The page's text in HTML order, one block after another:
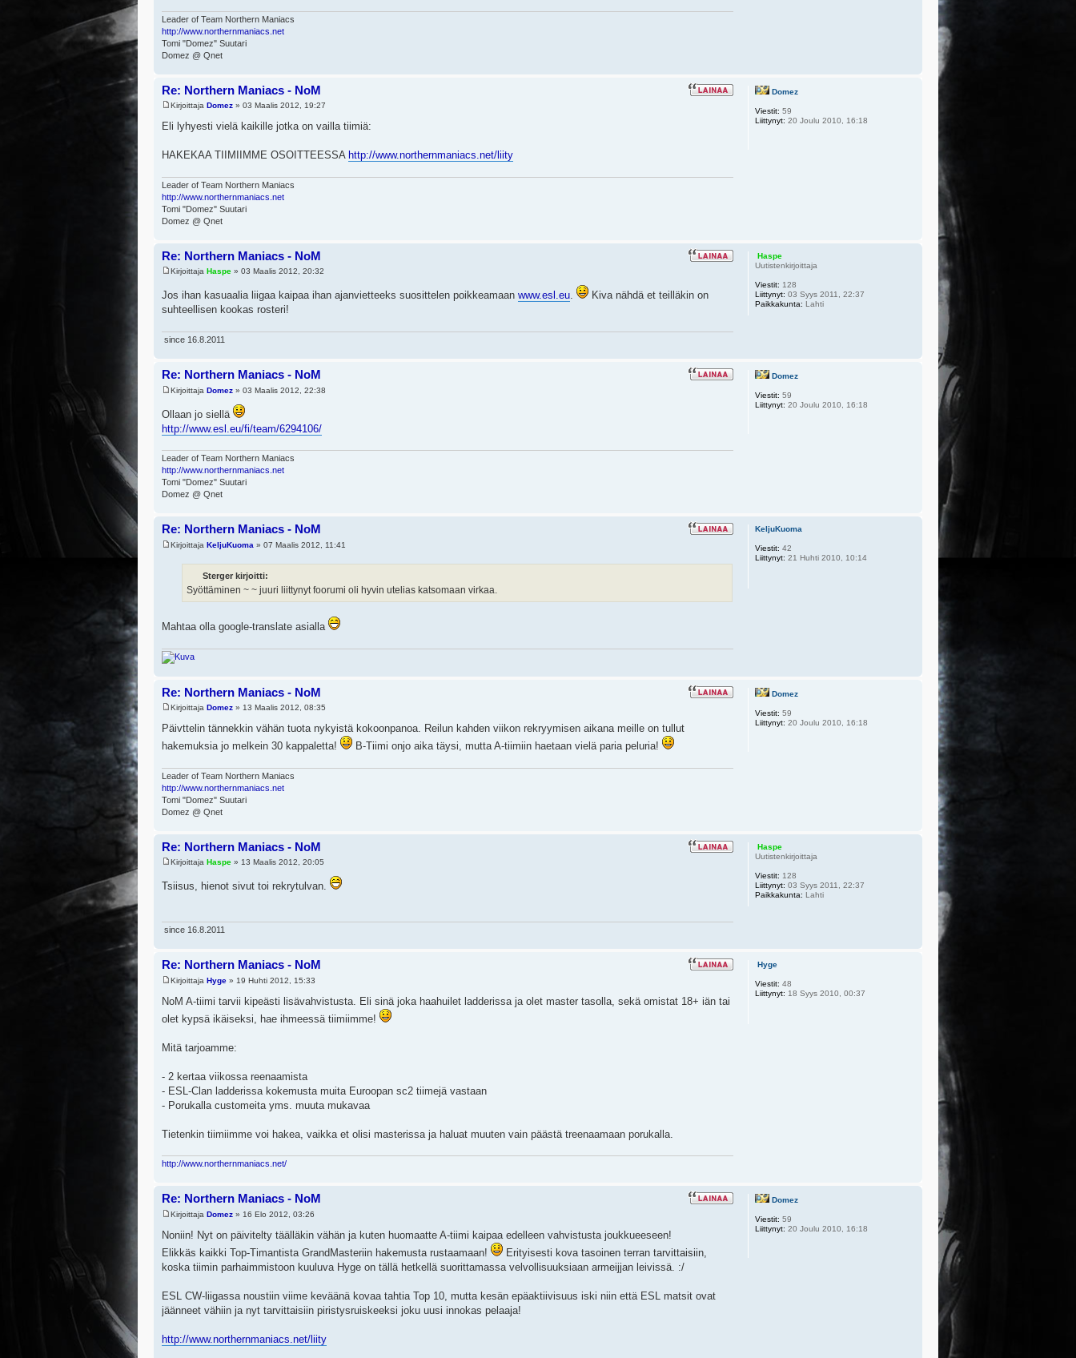
Leader of Team Northern Maniacs
http://www.northernmaniacs.net
Tomi "Domez" Suutari
Domez @ Qnet
Re: Northern Maniacs - NoM
Kirjoittaja Domez » 03 Maalis 2012, 19:27
Eli lyhyesti vielä kaikille jotka on vailla tiimiä:
HAKEKAA TIIMIIMME OSOITTEESSA http://www.northernmaniacs.net/liity
Leader of Team Northern Maniacs
http://www.northernmaniacs.net
Tomi "Domez" Suutari
Domez @ Qnet
Domez
Viestit: 59
Liittynyt: 20 Joulu 2010, 16:18
Re: Northern Maniacs - NoM
Kirjoittaja Haspe » 03 Maalis 2012, 20:32
Jos ihan kasuaalia liigaa kaipaa ihan ajanvietteeks suosittelen poikkeamaan www.esl.eu.
Kiva nähdä et teilläkin on
suhteellisen kookas rosteri!
since 16.8.2011
Haspe
Uutistenkirjoittaja
Viestit: 128
Liittynyt: 03 Syys 2011, 22:37
Paikkakunta: Lahti
Re: Northern Maniacs - NoM
Kirjoittaja Domez » 03 Maalis 2012, 22:38
Ollaan jo siellä
http://www.esl.eu/fi/team/6294106/
Leader of Team Northern Maniacs
http://www.northernmaniacs.net
Tomi "Domez" Suutari
Domez @ Qnet
Domez
Viestit: 59
Liittynyt: 20 Joulu 2010, 16:18
Re: Northern Maniacs - NoM
Kirjoittaja KeljuKuoma » 07 Maalis 2012, 11:41
Sterger kirjoitti:
Syöttäminen ~ ~ juuri liittynyt foorumi oli hyvin utelias katsomaan virkaa.
Mahtaa olla google-translate asialla
KeljuKuoma
Viestit: 42
Liittynyt: 21 Huhti 2010, 10:14
Re: Northern Maniacs - NoM
Kirjoittaja Domez » 13 Maalis 2012, 08:35
Päivttelin tännekkin vähän tuota nykyistä kokoonpanoa. Reilun kahden viikon rekryymisen aikana meille on tullut
hakemuksia jo melkein 30 kappaletta!
B-Tiimi onjo aika täysi, mutta A-tiimiin haetaan vielä paria peluria!
Leader of Team Northern Maniacs
http://www.northernmaniacs.net
Tomi "Domez" Suutari
Domez @ Qnet
Domez
Viestit: 59
Liittynyt: 20 Joulu 2010, 16:18
Re: Northern Maniacs - NoM
Kirjoittaja Haspe » 13 Maalis 2012, 20:05
Tsiisus, hienot sivut toi rekrytulvan.
since 16.8.2011
Haspe
Uutistenkirjoittaja
Viestit: 128
Liittynyt: 03 Syys 2011, 22:37
Paikkakunta: Lahti
Re: Northern Maniacs - NoM
Kirjoittaja Hyge » 19 Huhti 2012, 15:33
NoM A-tiimi tarvii kipeästi lisävahvistusta. Eli sinä joka haahuilet ladderissa ja olet master tasolla, sekä omistat 18+ iän tai
olet kypsä ikäiseksi, hae ihmeessä tiimiimme!
Mitä tarjoamme:
- 2 kertaa viikossa reenaamista
- ESL-Clan ladderissa kokemusta muita Euroopan sc2 tiimejä vastaan
- Porukalla customeita yms. muuta mukavaa
Tietenkin tiimiimme voi hakea, vaikka et olisi masterissa ja haluat muuten vain päästä treenaamaan porukalla.
http://www.northernmaniacs.net/
Hyge
Viestit: 48
Liittynyt: 18 Syys 2010, 00:37
Re: Northern Maniacs - NoM
Kirjoittaja Domez » 16 Elo 2012, 03:26
Noniin! Nyt on päivitelty täälläkin vähän ja kuten huomaatte A-tiimi kaipaa edelleen vahvistusta joukkueeseen!
Elikkäs kaikki Top-Timantista GrandMasteriin hakemusta rustaamaan!
Erityisesti kova tasoinen terran tarvittaisiin,
koska tiimin parhaimmistoon kuuluva Hyge on tällä hetkellä suorittamassa velvollisuuksiaan armeijjan leivissä. :/
ESL CW-liigassa noustiin viime keväänä kovaa tahtia Top 10, mutta kesän epäaktiivisuus iski niin että ESL matsit ovat
jäänneet vähiin ja nyt tarvittaisiin piristysruiskeeksi joku uusi innokas pelaaja!
http://www.northernmaniacs.net/liity
Domez
Viestit: 59
Liittynyt: 20 Joulu 2010, 16:18